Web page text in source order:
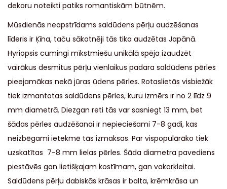
dekoru noteikti patiks romantiskām būtnēm.
Mūsdienās neapstrīdams saldūdens pērļu audzēšanas
līderis ir Ķīna, taču sākotnēji tās tika audzētas Japānā.
Hyriopsis cumingi mīkstmiešu unikālā spēja izaudzēt
vairākus desmitus pērļu vienlaikus padara saldūdens pērles
pieejamākas nekā jūras ūdens pērles. Rotaslietās visbiežāk
tiek izmantotas saldūdens pērles, kuru izmērs ir no 2 līdz 9
mm diametrā. Diezgan reti tās var sasniegt 13 mm, bet
šādas pērles audzēšanai ir nepieciešami 7-8 gadi, kas
neizbēgami ietekmē tās izmaksas. Par vispopulārāko tiek
uzskatītas 7-8 mm lielas pērles. Šāda diametra pavediens
piestāvēs gan lietišķajam kostīmam, gan vakarkleitai.
Saldūdens pērļu dabiskās krāsas ir balta, krēmkrāsa un